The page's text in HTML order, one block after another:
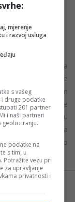
je maestro
to doprinosi
je kao prostor za
predstavnike
šire javnosti širom
podsticat će
i inovacija u
od uvjerenja da
koji gradimo
za
mjerenje
i razvoj usluga
s vašeg
druge podatke
201 partner
i naši partneri
podatke na
s tim, u
Potražite vezu pri
za upravljanje
privatnosti i